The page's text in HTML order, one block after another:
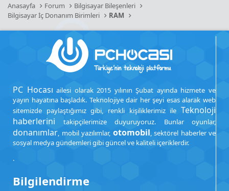
Anasayfa Forum
Bilgisayar Bileşenleri
Bilgisayar İç Donanım Birimleri
RAM
PC Hocası ailesi olarak 2015 yılının Şubat ayında hizmete ve
yayın hayatına başladık. Teknolojiye dair her şeyi esas alarak web
sitemizde paylaştığımız gibi, renkli kişiliklerimiz ile Teknoloji
haberlerini takipçilerimize duyuruyoruz. Bunlar oyunlar,
donanımlar, mobil yazılımlar, otomobil, sektörel haberler ve
sosyal medya gündemleri gibi güncel ve kaliteli içeriklerdir.
.
Bilgilendirme